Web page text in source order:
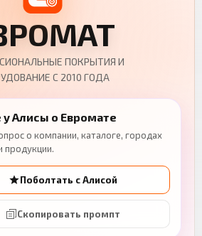
ПОКРЫТИЯ И
С 2010 ГОДА
у Алисы о Евромате
о компании, каталоге, городах
продукции.
Поболтать с Алисой
Скопировать промпт